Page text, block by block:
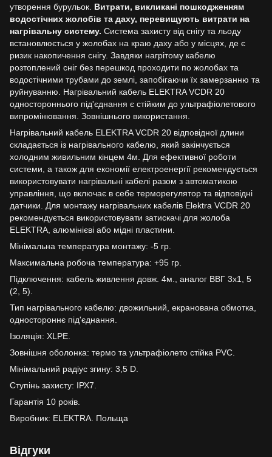
утворення бурульок. Витрати, викликані пошкодженням
водостічних жолобів та даху, перевищують витрати на
нагрівальну систему. Система захисту від снігу та льоду
встановлюється у жолобах на краю даху або у місцях, де є
ризик накопичення снігу. Завдяки нагрітому кабелю
розтоплений сніг без перешкод проходити по жолобах та
водостічними трубами до землі, запобігаючи їх замерзанню та
руйнуванню. Нагрівальний кабель ELEKTRA VCDR 20
одностороннього під'єднання є стійким до ультрафіолетового
випромінювання. Зовнішнього використання.
Нагрівальний кабель ELEKTRA VCDR 20 відповідної длини
складається із нагрівального кабелю, який закінчується
холодним живильним кінцем 4м. Для ефективної роботи
системи, а також для економії електроенергії рекомендується
використовувати нагрівальні кабелі разом з автоматикою
управління, що включає в себе терморегулятор та відповідні
датчики. Для монтажу нагрівальних кабелів Elektra VCDR 20
рекомендується використовувати затискачі для жолоба
ELEKTRA, алюмінієві або мідні пластини.
Мінімальна температура монтажу: -5 гр.
Максимальна робоча температура: +95 гр.
Підключення: кабель живлення довж. 4м., аналог ВВГ 3х1, 5
(2, 5).
Тип нагрівального кабелю: двожильний, екранована обмотка,
одностороннє під'єднання.
Ізоляція: XLPE.
Зовнішня оболонка: термо та ультрафіолето стійка PVC.
Мінімальний радіус згину: 3,5 D.
Ступінь захисту: ІРХ7.
Гарантія 10 років.
Виробник: ELEKTRA. Польща
Відгуки